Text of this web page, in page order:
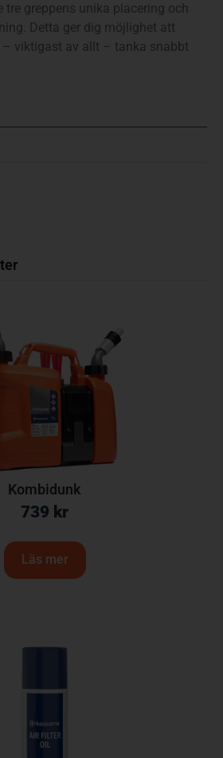
tre greppens unika placering och
Detta ger dig möjlighet att
– viktigast av allt – tanka snabbt
Kombidunk
739 kr
Läs mer